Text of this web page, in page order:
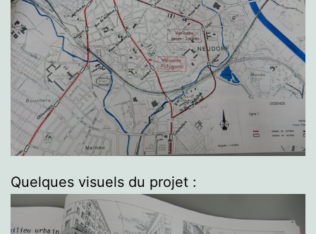
Quelques visuels du projet :